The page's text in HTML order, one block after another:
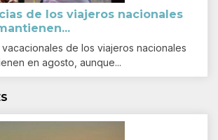
de los viajeros nacionales
de los viajeros nacionales
en agosto, aunque...